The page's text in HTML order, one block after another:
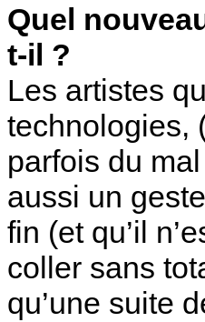
Quel
t-il ?
Les artistes
technologies,
parfois du
aussi un
fin (et qu’il
coller sans
qu’une suite